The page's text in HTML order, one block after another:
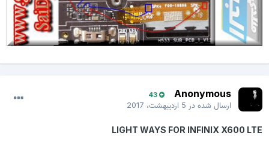
Anonymous
43
ارسال شده در5 اردیبهشت، 2017
LIGHT WAYS FOR INFINIX X600 LTE